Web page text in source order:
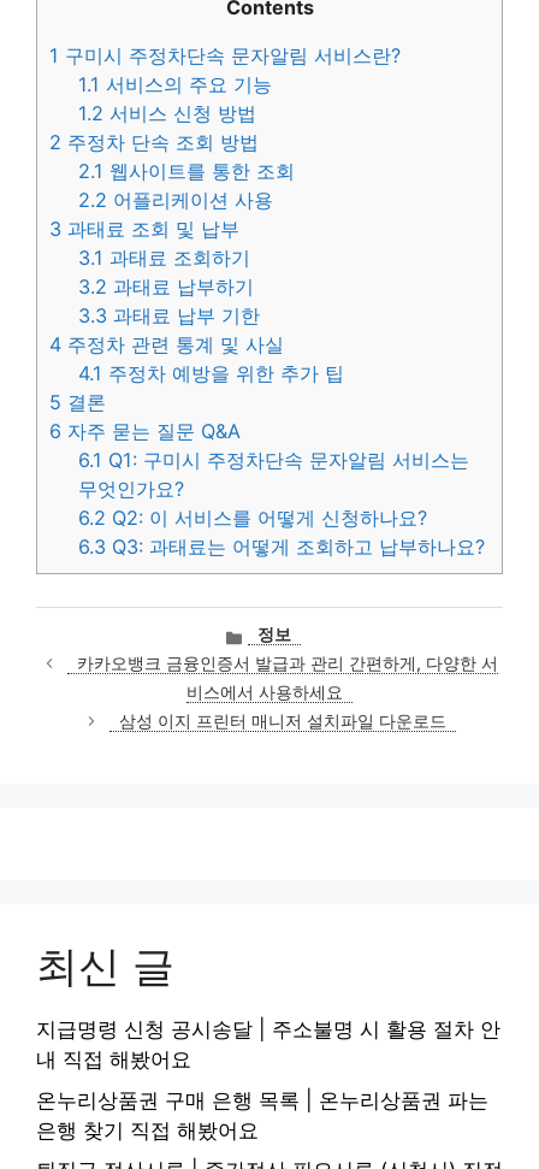
Contents
1 구미시 주정차단속 문자알림 서비스란?
1.1 서비스의 주요 기능
1.2 서비스 신청 방법
2 주정차 단속 조회 방법
2.1 웹사이트를 통한 조회
2.2 어플리케이션 사용
3 과태료 조회 및 납부
3.1 과태료 조회하기
3.2 과태료 납부하기
3.3 과태료 납부 기한
4 주정차 관련 통계 및 사실
4.1 주정차 예방을 위한 추가 팁
5 결론
6 자주 묻는 질문 Q&A
6.1 Q1: 구미시 주정차단속 문자알림 서비스는
무엇인가요?
6.2 Q2: 이 서비스를 어떻게 신청하나요?
6.3 Q3: 과태료는 어떻게 조회하고 납부하나요?
카
테
고
리
정보
카카오뱅크 금융인증서 발급과 관리 간편하게, 다양한 서
비스에서 사용하세요
삼성 이지 프린터 매니저 설치파일 다운로드
최신 글
지급명령 신청 공시송달 | 주소불명 시 활용 절차 안
내 직접 해봤어요
온누리상품권 구매 은행 목록 | 온누리상품권 파는
은행 찾기 직접 해봤어요